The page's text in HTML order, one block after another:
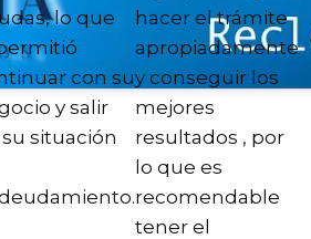
lo que
con su
y salir
situación
hacer el trámite
apropiadamente
y conseguir los
mejores
resultados , por
lo que es
recomendable
tener el